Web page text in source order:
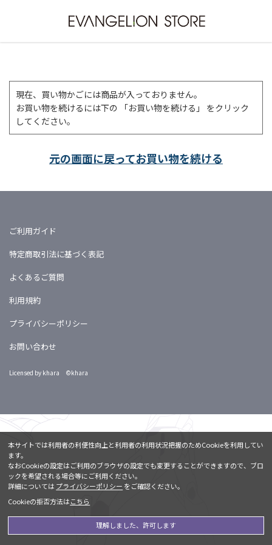
現在、買い物かごには商品が入っておりません。
お買い物を続けるには下の 「お買い物を続ける」 をクリック
してください。
元の画面に戻ってお買い物を続ける
ご利用ガイド
特定商取引法に基づく表記
よくあるご質問
利用規約
プライバシーポリシー
お問い合わせ
Licensed by khara ©khara
本サイトでは利用者の利便性向上と利用者の利用状況把握のためCookieを利用してい
ます。
なおCookieの設定はご利用のブラウザの設定でも変更することができますので、ブロ
ックを希望される場合等にご利用ください。
詳細については プライバシーポリシー をご確認ください。
Cookieの拒否方法はこちら
理解しました、許可します